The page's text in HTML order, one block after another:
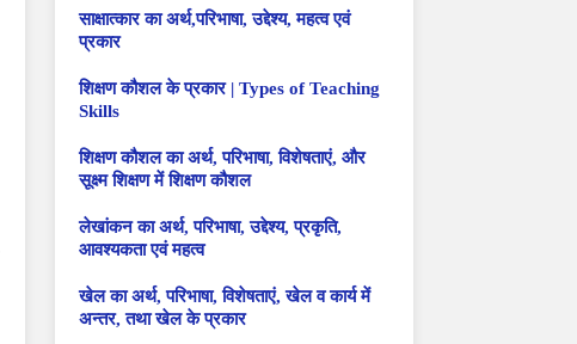
साक्षात्कार का अर्थ,परिभाषा, उद्देश्य, महत्व एवं
प्रकार
शिक्षण कौशल के प्रकार | Types of Teaching
Skills
शिक्षण कौशल का अर्थ, परिभाषा, विशेषताएं, और
सूक्ष्म शिक्षण में शिक्षण कौशल
लेखांकन का अर्थ, परिभाषा, उद्देश्य, प्रकृति,
आवश्यकता एवं महत्व
खेल का अर्थ, परिभाषा, विशेषताएं, खेल व कार्य में
अन्तर, तथा खेल के प्रकार